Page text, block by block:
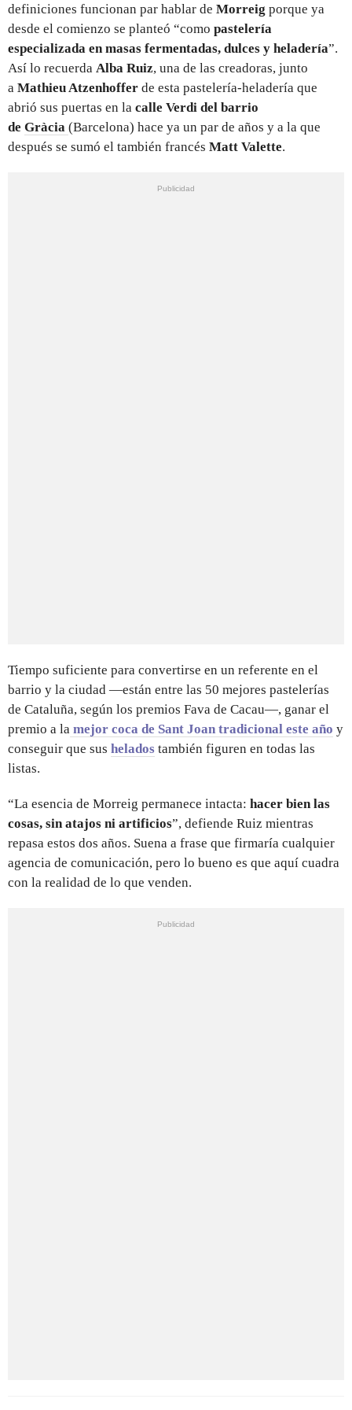
definiciones funcionan par hablar de Morreig porque ya
desde el comienzo se planteó “como pastelería
especializada en masas fermentadas, dulces y heladería”.
Así lo recuerda Alba Ruiz, una de las creadoras, junto
a Mathieu Atzenhoffer de esta pastelería-heladería que
abrió sus puertas en la calle Verdi del barrio
de Gràcia (Barcelona) hace ya un par de años y a la que
después se sumó el también francés Matt Valette.
Tiempo suficiente para convertirse en un referente en el
barrio y la ciudad —están entre las 50 mejores pastelerías
de Cataluña, según los premios Fava de Cacau—, ganar el
premio a la mejor coca de Sant Joan tradicional este año y
conseguir que sus helados también figuren en todas las
listas.
“La esencia de Morreig permanece intacta: hacer bien las
cosas, sin atajos ni artificios”, defiende Ruiz mientras
repasa estos dos años. Suena a frase que firmaría cualquier
agencia de comunicación, pero lo bueno es que aquí cuadra
con la realidad de lo que venden.